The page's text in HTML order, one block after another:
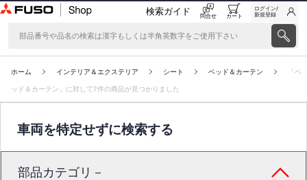
検索ガイド 問合せ カート
ログイン/
新規登録
ホーム インテリア＆エクステリア シート ベッド＆カーテン 「ベ
ッド＆カーテン」に対して7件の商品が見つかりました
車両を特定せずに検索する
部品カテゴリ－